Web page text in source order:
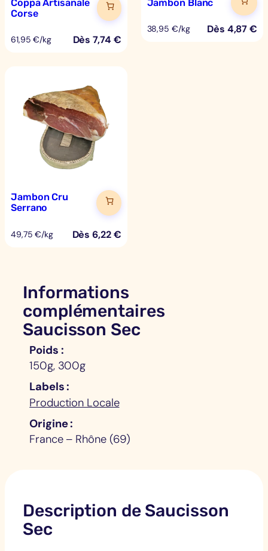
Coppa Artisanale
Corse
61,95 €/kg Dès7,74 €
Jambon Blanc
38,95 €/kg Dès 4,87€
Jambon Cru
Serrano
49,75 €/kg Dès6,22€
Informations
complémentaires
Saucisson Sec
Poids
150g, 300g
Labels
Production Locale
Origine
France – Rhône (69)
Description de Saucisson
Sec